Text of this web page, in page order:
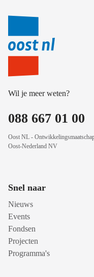
Wil je meer weten?
088 667 01 00
Oost NL -
Oost-Nederland NV
Snel naar
Nieuws
Events
Fondsen
Projecten
Programma's